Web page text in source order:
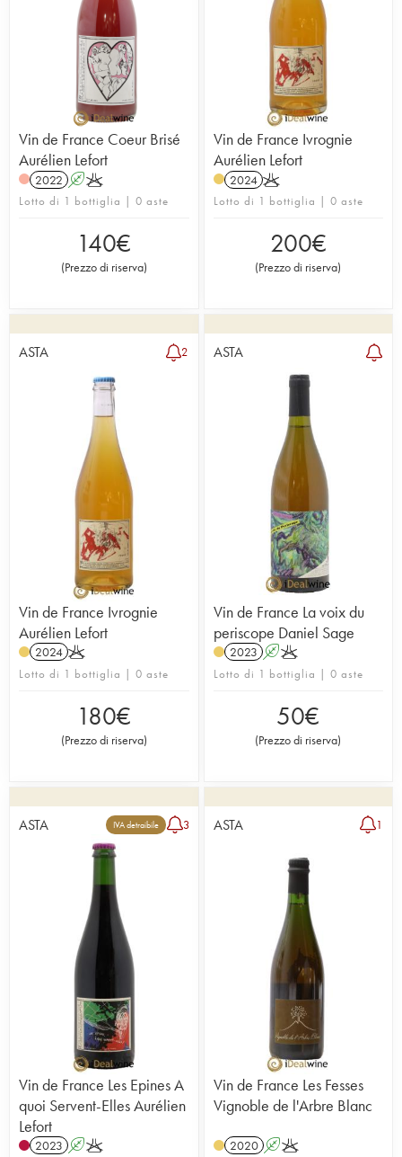
Vin de France Coeur Brisé
Aurélien Lefort
2022 AK
Lotto di 1 bottiglia | 0 aste
140€
(Prezzo di riserva)
Vin de France Ivrognie
Aurélien Lefort
2024 K
Lotto di 1 bottiglia | 0 aste
200€
(Prezzo di riserva)
ASTA 2
Vin de France Ivrognie
Aurélien Lefort
2024 K
Lotto di 1 bottiglia | 0 aste
180€
(Prezzo di riserva)
ASTA
Vin de France La voix du
periscope Daniel Sage
2023 AK
Lotto di 1 bottiglia | 0 aste
50€
(Prezzo di riserva)
ASTA IVA detraibile 3
Vin de France Les Epines A
quoi Servent-Elles Aurélien
Lefort
2023 AK
ASTA 1
Vin de France Les Fesses
Vignoble de l'Arbre Blanc
2020 AK